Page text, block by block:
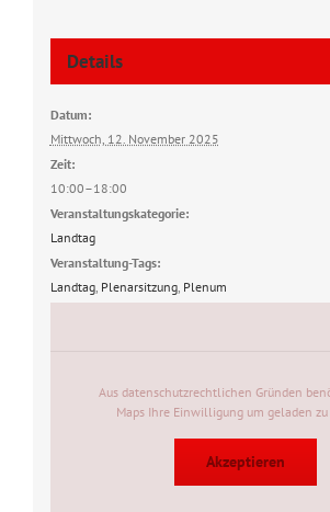
Details
Datum:
Mittwoch, 12. November 2025
Zeit:
10:00–18:00
Veranstaltungskategorie:
Landtag
Veranstaltung-Tags:
Landtag, Plenarsitzung, Plenum
Aus datenschutzrechtlichen Gründen
Maps Ihre Einwilligung um geladen
Akzeptieren